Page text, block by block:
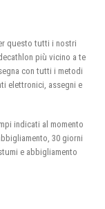
questo tutti i nostri
più vicino a te
con tutti i metodi
elettronici, assegni e
indicati al momento
30 giorni
e abbigliamento